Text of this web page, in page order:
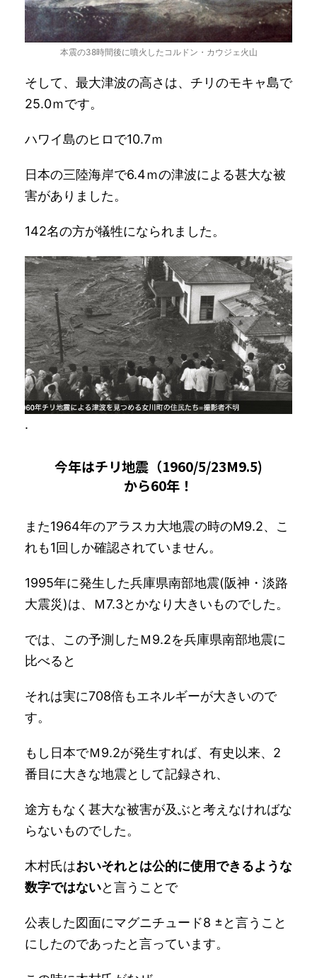
本震の38時間後に噴火したコルドン・カウジェ火山
そして、最大津波の高さは、チリのモキャ島で
25.0ｍです。
ハワイ島のヒロで10.7ｍ
日本の三陸海岸で6.4ｍの津波による甚大な被
害がありました。
142名の方が犠牲になられました。
.
今年はチリ地震（1960/5/23M9.5)
から60年！
また1964年のアラスカ大地震の時のM9.2、こ
れも1回しか確認されていません。
1995年に発生した兵庫県南部地震(阪神・淡路
大震災)は、Ｍ7.3とかなり大きいものでした。
では、この予測したＭ9.2を兵庫県南部地震に
比べると
それは実に708倍もエネルギーが大きいので
す。
もし日本でＭ9.2が発生すれば、有史以来、2
番目に大きな地震として記録され、
途方もなく甚大な被害が及ぶと考えなければな
らないものでした。
木村氏はおいそれとは公的に使用できるような
数字ではないと言うことで
公表した図面にマグニチュード8 ±と言うこと
にしたのであったと言っています。